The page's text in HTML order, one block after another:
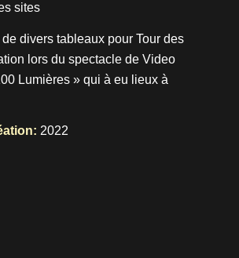
sites
divers tableaux pour Tour des
lors du spectacle de Video
Lumières » qui à eu lieux à
2022